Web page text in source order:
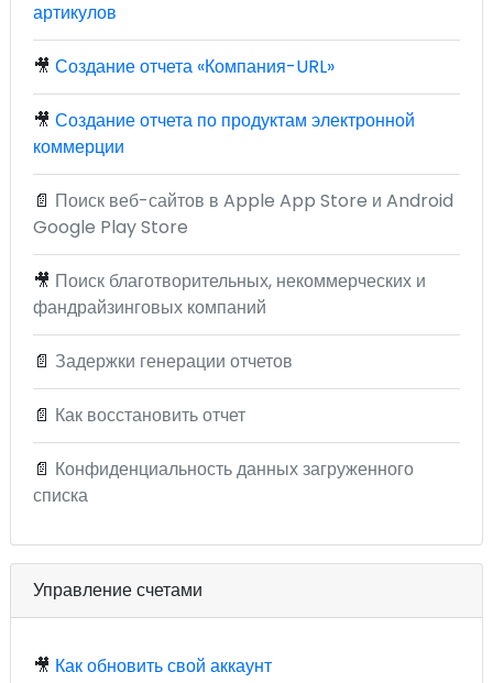
артикулов
🎥 Создание отчета «Компания-URL»
🎥 Создание отчета по продуктам электронной
коммерции
📄 Поиск веб-сайтов в Apple App Store и Android
Google Play Store
🎥 Поиск благотворительных, некоммерческих и
фандрайзинговых компаний
📄 Задержки генерации отчетов
📄 Как восстановить отчет
📄 Конфиденциальность данных загруженного
списка
Управление счетами
🎥 Как обновить свой аккаунт